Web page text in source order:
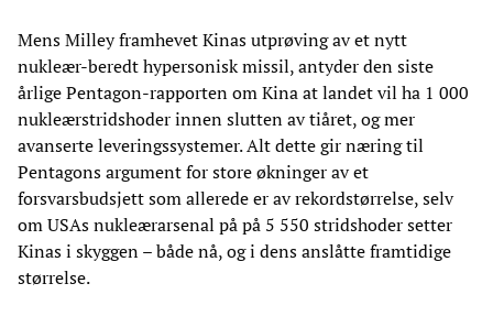
Mens Milley framhevet Kinas utprøving av et nytt
nukleær-beredt hypersonisk missil, antyder den siste
årlige Pentagon-rapporten om Kina at landet vil ha 1 000
nukleærstridshoder innen slutten av tiåret, og mer
avanserte leveringssystemer. Alt dette gir næring til
Pentagons argument for store økninger av et
forsvarsbudsjett som allerede er av rekordstørrelse, selv
om USAs nukleærarsenal på på 5 550 stridshoder setter
Kinas i skyggen – både nå, og i dens anslåtte framtidige
størrelse.